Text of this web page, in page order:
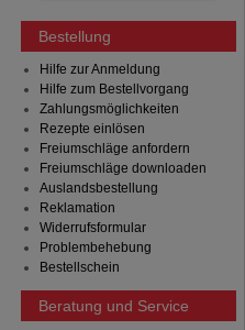
Bestellung
Hilfe zur Anmeldung
Hilfe zum Bestellvorgang
Zahlungsmöglichkeiten
Rezepte einlösen
Freiumschläge anfordern
Freiumschläge downloaden
Auslandsbestellung
Reklamation
Widerrufsformular
Problembehebung
Bestellschein
Beratung und Service